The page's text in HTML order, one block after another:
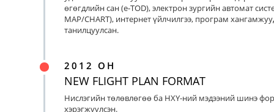
өгөгдлийн сан (e-TOD), электрон зургийн автомат
MAP/CHART), интернет үйлчилгээ, програм
танилцуулсан.
2012 ОН
NEW FLIGHT PLAN FORMAT
Нислэгийн төлөвлөгөө ба НХҮ-ний мэдээний шинэ
хэрэгжүүлсэн.